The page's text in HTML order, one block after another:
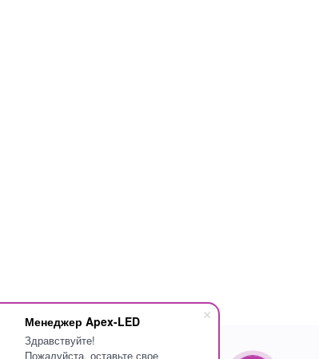
Менеджер Apex-LED
Здравствуйте!
Пожалуйста, оставьте свое